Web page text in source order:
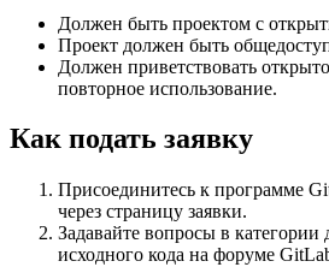
Должен быть проектом с
Проект должен быть
Должен приветствовать
повторное использование.
Как подать заявку
Присоединитесь к программе
через страницу заявки.
Задавайте вопросы в категории
исходного кода на форуме